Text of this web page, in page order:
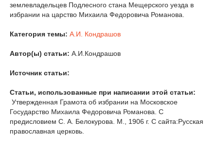
землевладельцев Подлесного стана Мещерского уезда в
избрании на царство Михаила Федоровича Романова.
Категория темы: А.И. Кондрашов
Автор(ы) статьи: А.И.Кондрашов
Источник статьи:
Статьи, использованные при написании этой статьи:
Утвержденная Грамота об избрании на Московское
Государство Михаила Федоровича Романова. С
предисловием С. А. Белокурова. М., 1906 г. С сайта:Русская
православная церковь.